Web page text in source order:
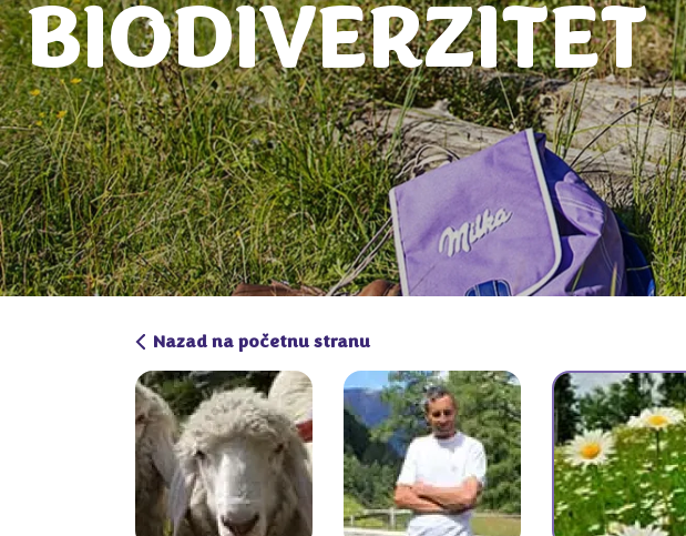
BIODIVERZITET
Nazad na početnu stranu